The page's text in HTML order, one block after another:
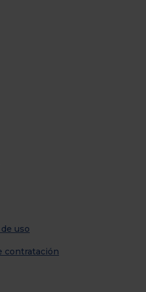
uso
contratación